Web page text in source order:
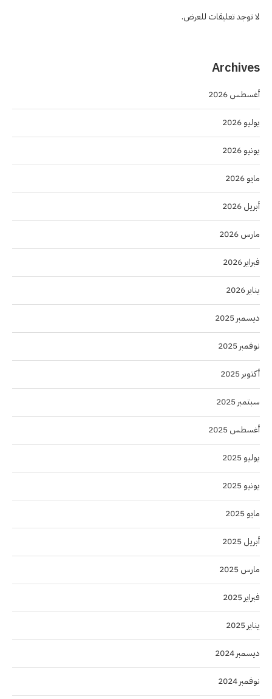
لا توجد تعليقات للعرض.
Archives
أغسطس 2026
يوليو 2026
يونيو 2026
مايو 2026
أبريل 2026
مارس 2026
فبراير 2026
يناير 2026
ديسمبر 2025
نوفمبر 2025
أكتوبر 2025
سبتمبر 2025
أغسطس 2025
يوليو 2025
يونيو 2025
مايو 2025
أبريل 2025
مارس 2025
فبراير 2025
يناير 2025
ديسمبر 2024
نوفمبر 2024